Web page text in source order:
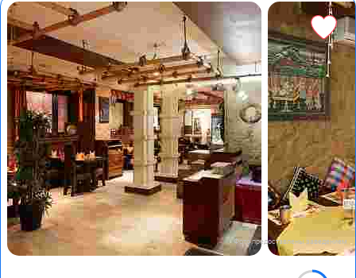
Фото предоставлены заведением